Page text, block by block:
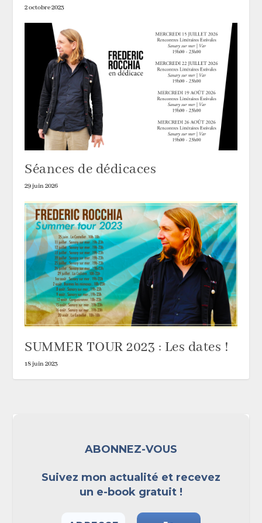
2 octobre 2023
Séances de dédicaces
29 juin 2026
SUMMER TOUR 2023 : Les dates !
18 juin 2023
ABONNEZ-VOUS
Suivez mon actualité et recevez
un e-book gratuit !